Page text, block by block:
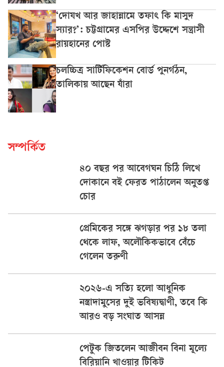
‘দোযখ আর জাহান্নামে তফাৎ কি মাসুদ
স্যার?’: চট্টগ্রামের এসপির উদ্দেশে সন্ত্রাসী
রায়হানের পোস্ট
চলচ্চিত্র সার্টিফিকেশন বোর্ড পুনর্গঠন,
তালিকায় আছেন যাঁরা
সম্পর্কিত
৪০ বছর পর আবেগঘন চিঠি লিখে
দোকানে বই ফেরত পাঠালেন অনুতপ্ত
চোর
প্রেমিকের সঙ্গে ঝগড়ার পর ১৮ তলা
থেকে লাফ, অলৌকিকভাবে বেঁচে
গেলেন তরুণী
২০২৬-এ সত্যি হলো আধুনিক
নস্ত্রাদামুসের দুই ভবিষ্যদ্বাণী, তবে কি
আরও বড় সংঘাত আসন্ন
পেটুক জিতলেন আজীবন বিনা মূল্যে
বিরিয়ানি খাওয়ার টিকিট